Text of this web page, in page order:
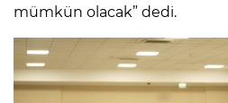
mümkün olacak” dedi.